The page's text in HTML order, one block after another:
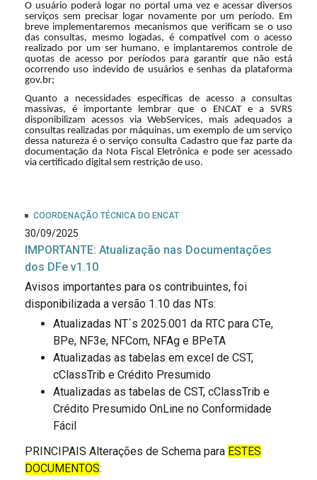
O usuário poderá logar no portal uma vez e acessar diversos
serviços sem precisar logar novamente por um período. Em
breve implementaremos mecanismos que verificam se o uso
das consultas, mesmo logadas, é compatível com o acesso
realizado por um ser humano, e implantaremos controle de
quotas de acesso por períodos para garantir que não está
ocorrendo uso indevido de usuários e senhas da plataforma
gov.br;
Quanto a necessidades específicas de acesso a consultas
massivas, é importante lembrar que o ENCAT e a SVRS
disponibilizam acessos via WebServices, mais adequados a
consultas realizadas por máquinas, um exemplo de um serviço
dessa natureza é o serviço consulta Cadastro que faz parte da
documentação da Nota Fiscal Eletrônica e pode ser acessado
via certificado digital sem restrição de uso.
COORDENAÇÃO TÉCNICA DO ENCAT
30/09/2025
IMPORTANTE: Atualização nas Documentações
dos DFe v1.10
Avisos importantes para os contribuintes, foi
disponibilizada a versão 1.10 das NTs:
Atualizadas NT´s 2025.001 da RTC para CTe,
BPe, NF3e, NFCom, NFAg e BPeTA
Atualizadas as tabelas em excel de CST,
cClassTrib e Crédito Presumido
Atualizadas as tabelas de CST, cClassTrib e
Crédito Presumido OnLine no Conformidade
Fácil
PRINCIPAIS Alterações de Schema para ESTES
DOCUMENTOS: